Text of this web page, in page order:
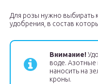
Для розы нужно выбирать
удобрения, в состав
Внимание!
воде. Азотные
наносить на
кроны.